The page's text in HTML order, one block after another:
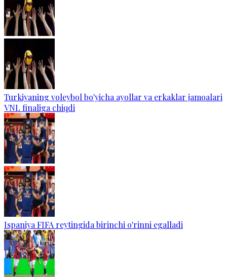
Turkiyaning voleybol bo'yicha ayollar va erkaklar jamoalari
VNL finaliga chiqdi
Ispaniya FIFA reytingida birinchi o'rinni egalladi